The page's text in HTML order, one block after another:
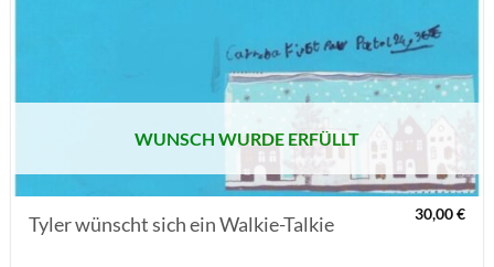
MERKLISTE
SETZEN
WUNSCH WURDE ERFÜLLT
Tyler wünscht sich ein Walkie-Talkie 30,00€